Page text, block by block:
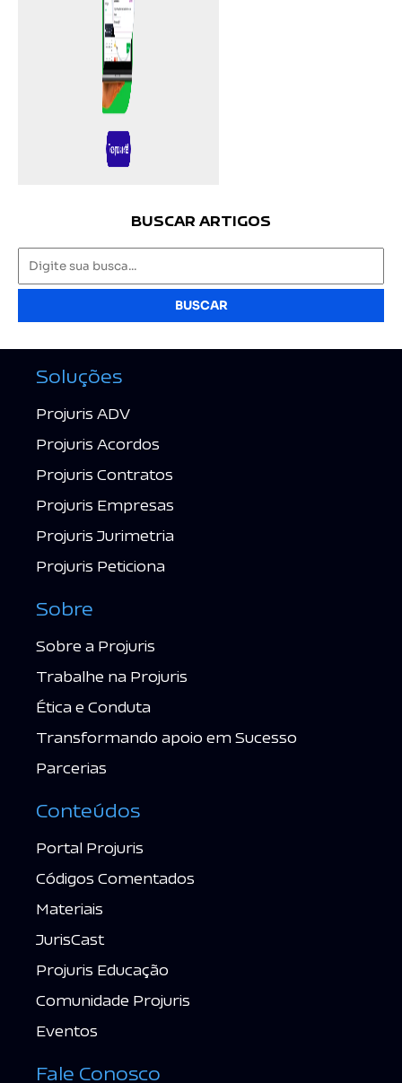
BUSCAR ARTIGOS
BUSCAR
Soluções
Projuris ADV
Projuris Acordos
Projuris Contratos
Projuris Empresas
Projuris Jurimetria
Projuris Peticiona
Sobre
Sobre a Projuris
Trabalhe na Projuris
Ética e Conduta
Transformando apoio em Sucesso
Parcerias
Conteúdos
Portal Projuris
Códigos Comentados
Materiais
JurisCast
Projuris Educação
Comunidade Projuris
Eventos
Fale Conosco